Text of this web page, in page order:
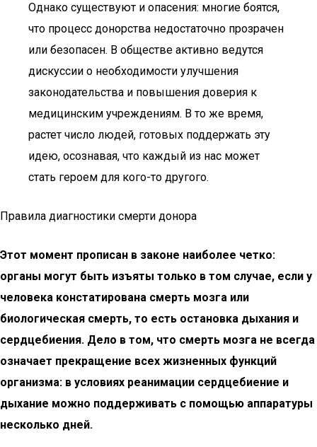
Однако существуют и опасения: многие боятся,
что процесс донорства недостаточно прозрачен
или безопасен. В обществе активно ведутся
дискуссии о необходимости улучшения
законодательства и повышения доверия к
медицинским учреждениям. В то же время,
растет число людей, готовых поддержать эту
идею, осознавая, что каждый из нас может
стать героем для кого-то другого.
Правила диагностики смерти донора
Этот момент прописан в законе наиболее четко:
органы могут быть изъяты только в том случае, если у
человека констатирована смерть мозга или
биологическая смерть, то есть остановка дыхания и
сердцебиения. Дело в том, что смерть мозга не всегда
означает прекращение всех жизненных функций
организма: в условиях реанимации сердцебиение и
дыхание можно поддерживать с помощью аппаратуры
несколько дней.